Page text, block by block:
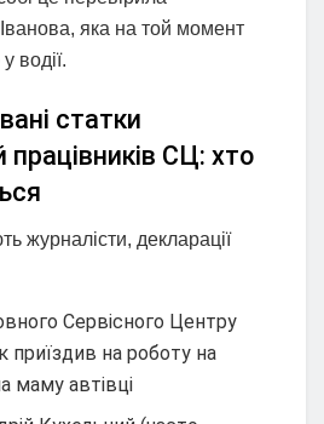
яка на той момент
водії.
статки
працівників СЦ: хто
журналісти, декларації
Сервісного Центру
приїздив на роботу на
маму автівці